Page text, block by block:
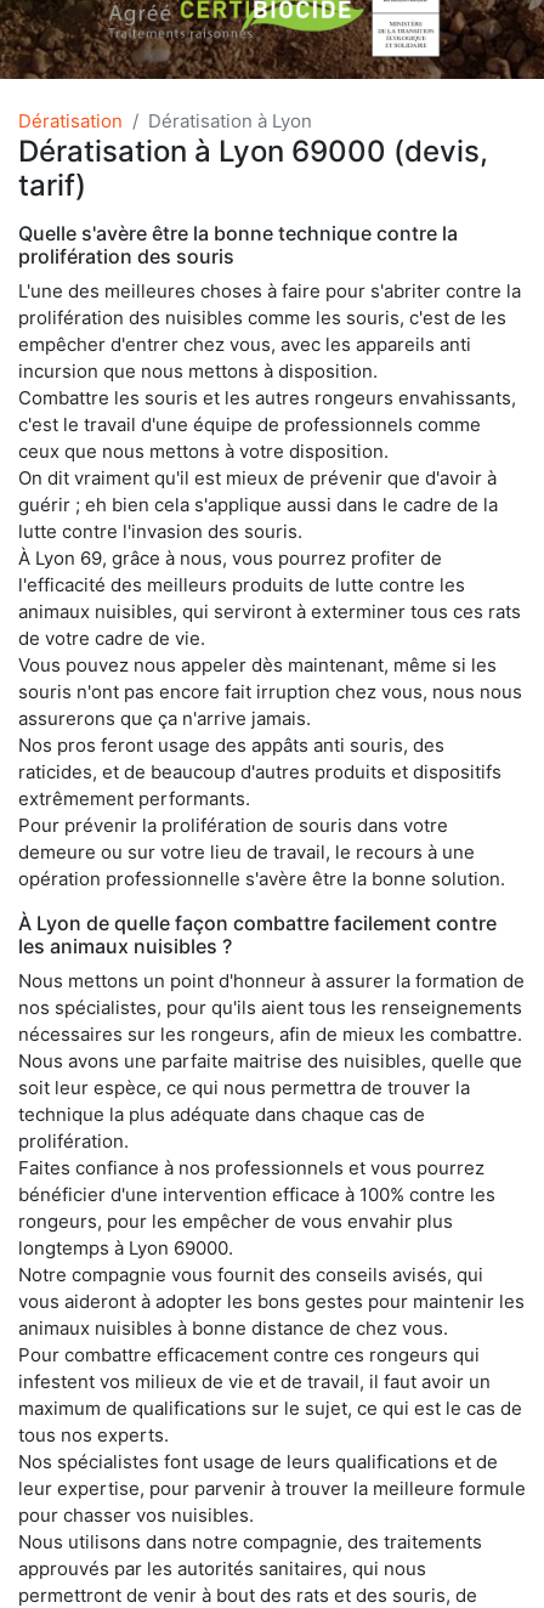
Dératisation Dératisation à Lyon
Dératisation à Lyon 69000 (devis,
tarif)
Quelle s'avère être la bonne technique contre la
prolifération des souris
L'une des meilleures choses à faire pour s'abriter contre la
prolifération des nuisibles comme les souris, c'est de les
empêcher d'entrer chez vous, avec les appareils anti
incursion que nous mettons à disposition.
Combattre les souris et les autres rongeurs envahissants,
c'est le travail d'une équipe de professionnels comme
ceux que nous mettons à votre disposition.
On dit vraiment qu'il est mieux de prévenir que d'avoir à
guérir ; eh bien cela s'applique aussi dans le cadre de la
lutte contre l'invasion des souris.
À Lyon 69, grâce à nous, vous pourrez profiter de
l'efficacité des meilleurs produits de lutte contre les
animaux nuisibles, qui serviront à exterminer tous ces rats
de votre cadre de vie.
Vous pouvez nous appeler dès maintenant, même si les
souris n'ont pas encore fait irruption chez vous, nous nous
assurerons que ça n'arrive jamais.
Nos pros feront usage des appâts anti souris, des
raticides, et de beaucoup d'autres produits et dispositifs
extrêmement performants.
Pour prévenir la prolifération de souris dans votre
demeure ou sur votre lieu de travail, le recours à une
opération professionnelle s'avère être la bonne solution.
À Lyon de quelle façon combattre facilement contre
les animaux nuisibles ?
Nous mettons un point d'honneur à assurer la formation de
nos spécialistes, pour qu'ils aient tous les renseignements
nécessaires sur les rongeurs, afin de mieux les combattre.
Nous avons une parfaite maitrise des nuisibles, quelle que
soit leur espèce, ce qui nous permettra de trouver la
technique la plus adéquate dans chaque cas de
prolifération.
Faites confiance à nos professionnels et vous pourrez
bénéficier d'une intervention efficace à 100% contre les
rongeurs, pour les empêcher de vous envahir plus
longtemps à Lyon 69000.
Notre compagnie vous fournit des conseils avisés, qui
vous aideront à adopter les bons gestes pour maintenir les
animaux nuisibles à bonne distance de chez vous.
Pour combattre efficacement contre ces rongeurs qui
infestent vos milieux de vie et de travail, il faut avoir un
maximum de qualifications sur le sujet, ce qui est le cas de
tous nos experts.
Nos spécialistes font usage de leurs qualifications et de
leur expertise, pour parvenir à trouver la meilleure formule
pour chasser vos nuisibles.
Nous utilisons dans notre compagnie, des traitements
approuvés par les autorités sanitaires, qui nous
permettront de venir à bout des rats et des souris, de